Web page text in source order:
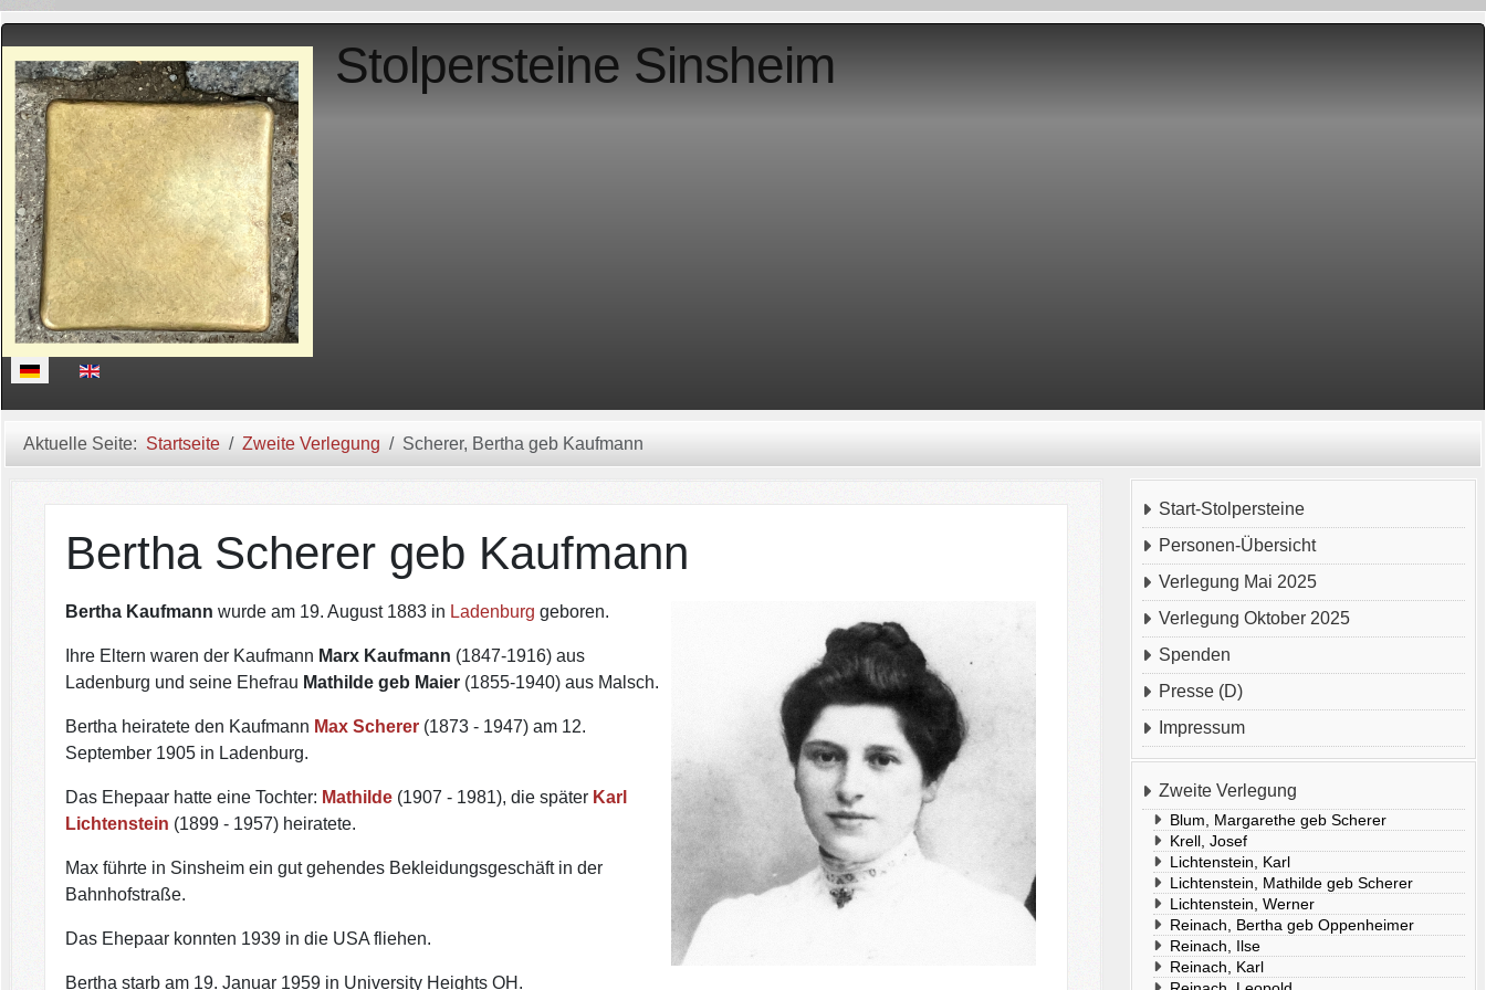
Stolpersteine Sinsheim
Sprache auswählen
Aktuelle Seite: Startseite Zweite Verlegung Scherer, Bertha geb Kaufmann
Start-Stolpersteine
Personen-Übersicht
Verlegung Mai 2025
Verlegung Oktober 2025
Spenden
Presse (D)
Impressum
Zweite Verlegung
Blum, Margarethe geb Scherer
Krell, Josef
Lichtenstein, Karl
Lichtenstein, Mathilde geb Scherer
Lichtenstein, Werner
Reinach, Bertha geb Oppenheimer
Reinach, Ilse
Reinach, Karl
Bertha Scherer geb Kaufmann
Bertha Kaufmann wurde am 19. August 1883 in Ladenburg geboren.
Ihre Eltern waren der Kaufmann Marx Kaufmann (1847-1916) aus
Ladenburg und seine Ehefrau Mathilde geb Maier (1855-1940) aus Malsch.
Bertha heiratete den Kaufmann Max Scherer (1873 - 1947) am 12.
September 1905 in Ladenburg.
Das Ehepaar hatte eine Tochter: Mathilde (1907 - 1981), die später Karl
Lichtenstein (1899 - 1957) heiratete.
Max führte in Sinsheim ein gut gehendes Bekleidungsgeschäft in der
Bahnhofstraße.
Das Ehepaar konnten 1939 in die USA fliehen.
Bertha starb am 19. Januar 1959 in University Heights OH.